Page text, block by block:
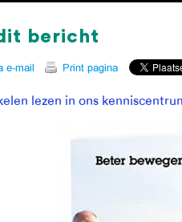
bericht
lezen in ons